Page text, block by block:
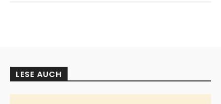
LESE AUCH